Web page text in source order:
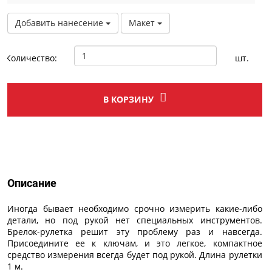
Добавить нанесение Макет
Количество: шт.
В КОРЗИНУ
Описание
Иногда бывает необходимо срочно измерить какие-либо
детали, но под рукой нет специальных инструментов.
Брелок-рулетка решит эту проблему раз и навсегда.
Присоедините ее к ключам, и это легкое, компактное
средство измерения всегда будет под рукой. Длина рулетки
1 м.